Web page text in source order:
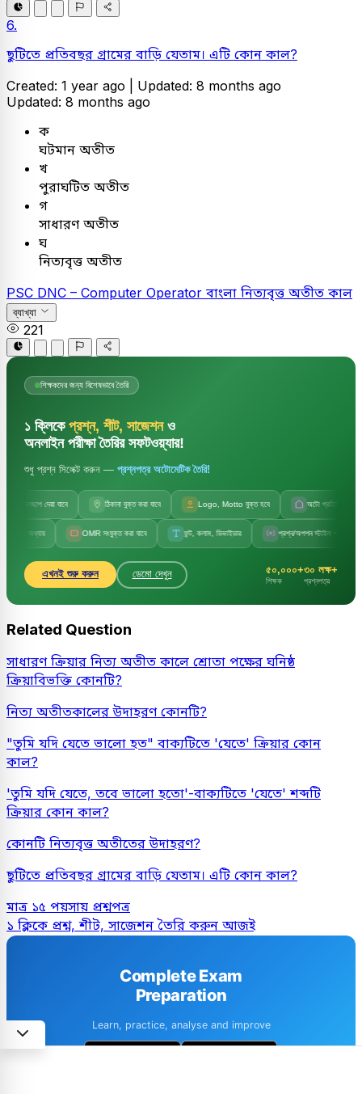
6.
ছুটিতে প্রতিবছর গ্রামের বাড়ি যেতাম। এটি কোন কাল?
Created: 1 year ago | Updated: 8 months ago
Updated: 8 months ago
ক
ঘটমান অতীত
খ
পুরাঘটিত অতীত
গ
সাধারণ অতীত
ঘ
নিত্যবৃত্ত অতীত
PSC DNC – Computer Operator বাংলা নিত্যবৃত্ত অতীত কাল
ব্যাখ্যা
221
শিক্ষকদের জন্য বিশেষভাবে তৈরি
১ ক্লিকে প্রশ্ন, শীট, সাজেশনও
অনলাইন পরীক্ষা তৈরির সফটওয়্যার!
শুধু প্রশ্ন সিলেক্ট করুন — প্রশ্নপত্র অটোমেটিক তৈরি!
জলছাপ দেয়া যাবে ঠিকানা যুক্ত করা যাবে Logo, Motto যুক্ত হবে অটো প্রতিষ্ঠানের নাম
OMR সংযুক্ত করা যাবে ফন্ট, কলাম, ডিভাইডার প্রশ্ন/অপশন স্টাইল পরিবর্তন
এখনই শুরু করুন ডেমো দেখুন ৫০,০০০+
শিক্ষক
৩০ লক্ষ+
প্রশ্নপত্র
Related Question
সাধারণ ক্রিয়ার নিত্য অতীত কালে শ্রোতা পক্ষের ঘনিষ্ঠ
ক্রিয়াবিভক্তি কোনটি?
নিত্য অতীতকালের উদাহরণ কোনটি?
"তুমি যদি যেতে ভালো হত" বাক্যটিতে 'যেতে' ক্রিয়ার কোন
কাল?
'তুমি যদি যেতে, তবে ভালো হতো'-বাক্যটিতে 'যেতে' শব্দটি
ক্রিয়ার কোন কাল?
কোনটি নিত্যবৃত্ত অতীতের উদাহরণ?
ছুটিতে প্রতিবছর গ্রামের বাড়ি যেতাম। এটি কোন কাল?
মাত্র ১৫ পয়সায় প্রশ্নপত্র
১ ক্লিকে প্রশ্ন, শীট, সাজেশন তৈরি করুন আজই
Complete Exam
Preparation
Learn, practice, analyse and improve